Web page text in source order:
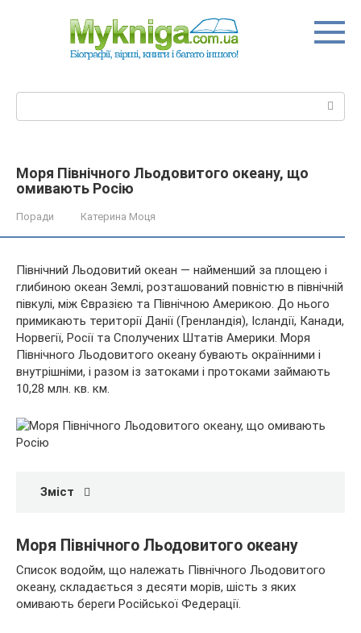
Моря Північного Льодовитого океану, що
омивають Росію
Поради Катерина Моця
Північний Льодовитий океан — найменший за площею і
глибиною океан Землі, розташований повністю в північній
півкулі, між Євразією та Північною Америкою. До нього
примикають території Данії (Гренландія), Ісландії, Канади,
Норвегії, Росії та Сполучених Штатів Америки. Моря
Північного Льодовитого океану бувають окраїнними і
внутрішніми, і разом із затоками і протоками займають
10,28 млн. кв. км.
Зміст
Моря Північного Льодовитого океану
Список водойм, що належать Північного Льодовитого
океану, складається з десяти морів, шість з яких
омивають береги Російської Федерації.